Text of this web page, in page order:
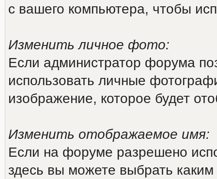
с вашего компьютера, чтобы
Изменить личное фото:
Если администратор форума
использовать личные
изображение, которое будет
Изменить отображаемое имя:
Если на форуме разрешено
здесь вы можете выбрать